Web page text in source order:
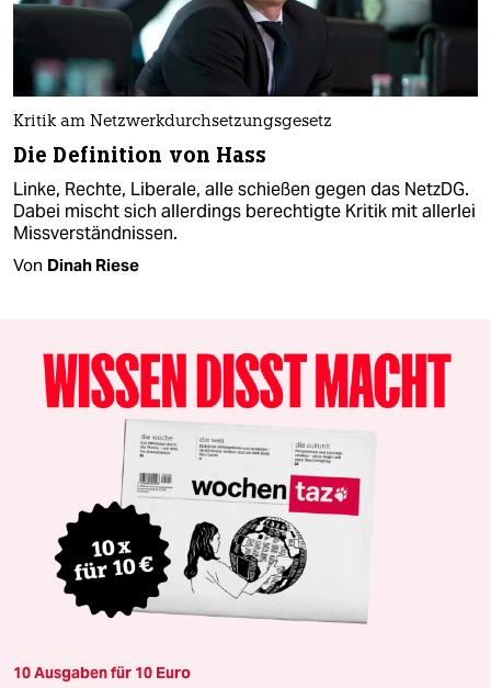
Kritik am Netzwerkdurchsetzungsgesetz
Die Definition von Hass
Linke, Rechte, Liberale, alle schießen gegen das NetzDG.
Dabei mischt sich allerdings berechtigte Kritik mit allerlei
Missverständnissen.
Von Dinah Riese
10 Ausgaben für 10 Euro